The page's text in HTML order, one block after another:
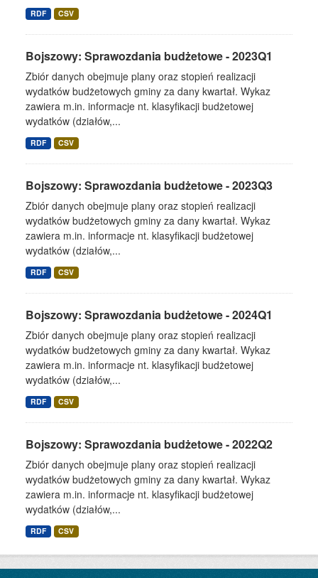
RDF CSV
Bojszowy: Sprawozdania budżetowe - 2023Q1
Zbiór danych obejmuje plany oraz stopień realizacji
wydatków budżetowych gminy za dany kwartał. Wykaz
zawiera m.in. informacje nt. klasyfikacji budżetowej
wydatków (działów,...
RDF CSV
Bojszowy: Sprawozdania budżetowe - 2023Q3
Zbiór danych obejmuje plany oraz stopień realizacji
wydatków budżetowych gminy za dany kwartał. Wykaz
zawiera m.in. informacje nt. klasyfikacji budżetowej
wydatków (działów,...
RDF CSV
Bojszowy: Sprawozdania budżetowe - 2024Q1
Zbiór danych obejmuje plany oraz stopień realizacji
wydatków budżetowych gminy za dany kwartał. Wykaz
zawiera m.in. informacje nt. klasyfikacji budżetowej
wydatków (działów,...
RDF CSV
Bojszowy: Sprawozdania budżetowe - 2022Q2
Zbiór danych obejmuje plany oraz stopień realizacji
wydatków budżetowych gminy za dany kwartał. Wykaz
zawiera m.in. informacje nt. klasyfikacji budżetowej
wydatków (działów,...
RDF CSV